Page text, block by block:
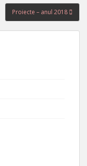
Proiecte – anul 2018